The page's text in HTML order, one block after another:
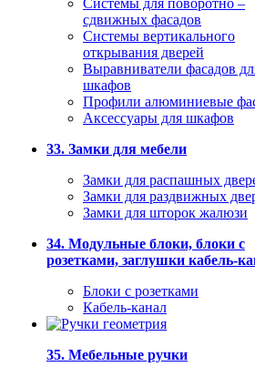
Системы для поворотно –
сдвижных фасадов
Системы вертикального
открывания дверей
Выравниватели фасадов
шкафов
Профили алюминиевые
Аксессуары для шкафов
33. Замки для мебели
Замки для распашных
Замки для раздвижных
Замки для шторок жалюзи
34. Модульные блоки, блоки с
розетками, заглушки кабель-
Блоки с розетками
Кабель-канал
35. Мебельные ручки